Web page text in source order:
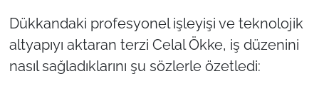
Dükkandaki profesyonel işleyişi ve teknolojik
altyapıyı aktaran terzi Celal Ökke, iş düzenini
nasıl sağladıklarını şu sözlerle özetledi: